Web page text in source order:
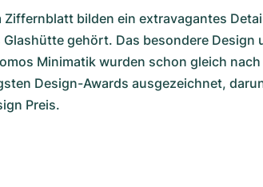
bilden ein extravagantes
gehört. Das besondere Design
Minimatik wurden schon gleich nach
Design-Awards ausgezeichnet,
Preis.